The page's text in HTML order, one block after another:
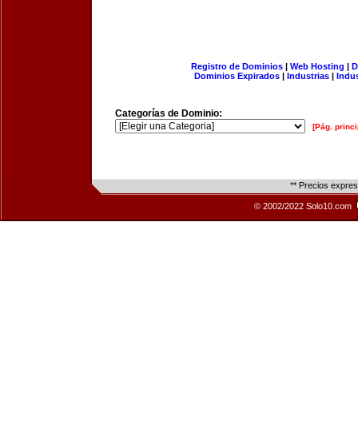
Registro de Dominios| Web Hosting |
Dominios Expirados | Industrias |
Categorías de Dominio:
[Pág.
** Precios
© 2002/2022 Solo10.com